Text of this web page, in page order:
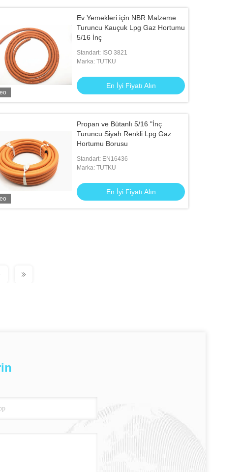
Ev Yemekleri için NBR Malzeme
Turuncu Kauçuk Lpg Gaz Hortumu
5/16 İnç
Standart: ISO 3821
Marka: TUTKU
En İyi Fiyatı Alın
Propan ve Bütanlı 5/16 "İnç
Turuncu Siyah Renkli Lpg Gaz
Hortumu Borusu
Standart: EN16436
Marka: TUTKU
En İyi Fiyatı Alın